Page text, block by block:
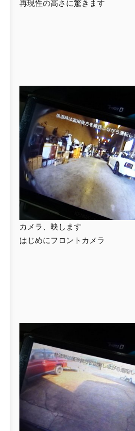
再現性の高さに驚きます
カメラ、映します
はじめにフロントカメラ